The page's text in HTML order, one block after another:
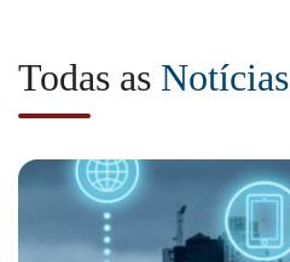
Todas as Notícias